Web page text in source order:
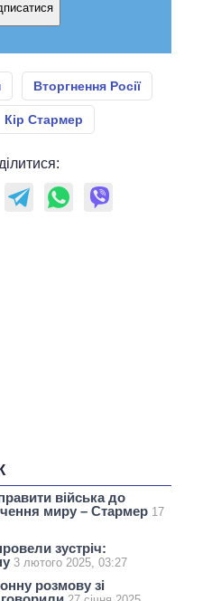
Вторгнення Росії
Кір Стармер
війська до
миру – Стармер 17
зустріч:
3 лютого 2025, 03:27
розмову зі